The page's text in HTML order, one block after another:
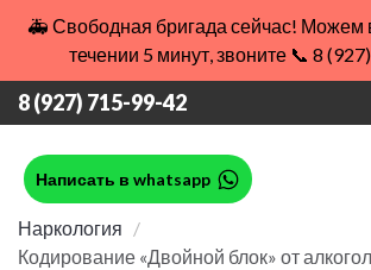
🚑 Свободная бригада сейчас! Можем
течении 5 минут, звоните 📞 8
8 (927) 715-99-42
Написать в whatsapp
Наркология
Кодирование «Двойной блок» от